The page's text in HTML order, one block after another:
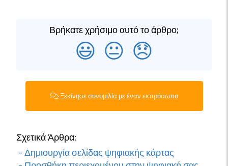
Βρήκατε χρήσιμο αυτό το άρθρο;
😃 😐 😞
Ξεκίνησε συνομιλία με έναν εκπρόσωπο
Σχετικά Άρθρα:
- Δημιουργία σελίδας ψηφιακής κάρτας